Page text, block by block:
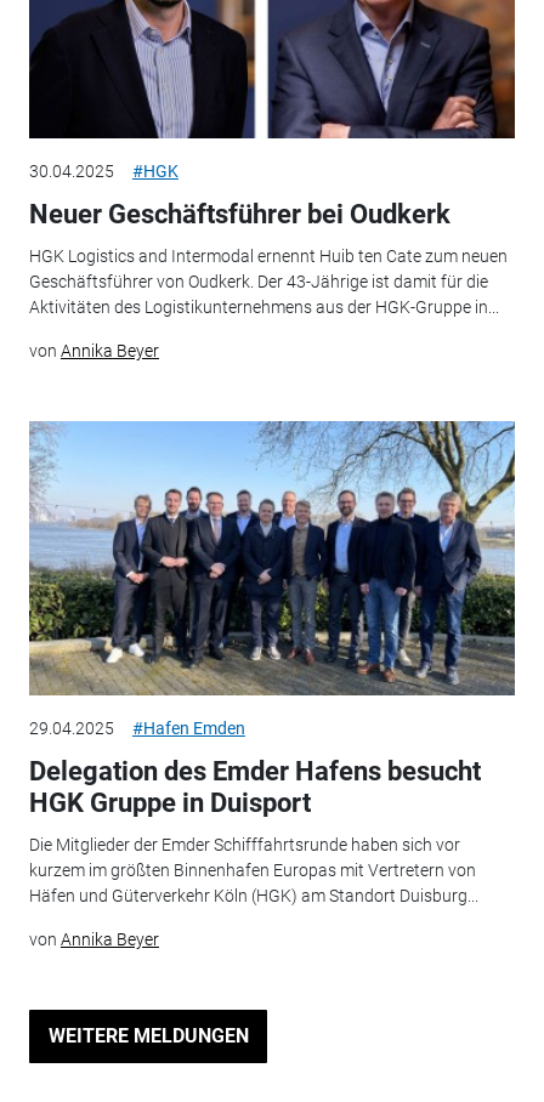
30.04.2025 #HGK
Neuer Geschäftsführer bei Oudkerk
HGK Logistics and Intermodal ernennt Huib ten Cate zum neuen
Geschäftsführer von Oudkerk. Der 43-Jährige ist damit für die
Aktivitäten des Logistikunternehmens aus der HGK-Gruppe in...
von Annika Beyer
29.04.2025 #Hafen Emden
Delegation des Emder Hafens besucht
HGK Gruppe in Duisport
Die Mitglieder der Emder Schifffahrtsrunde haben sich vor
kurzem im größten Binnenhafen Europas mit Vertretern von
Häfen und Güterverkehr Köln (HGK) am Standort Duisburg...
von Annika Beyer
WEITERE MELDUNGEN